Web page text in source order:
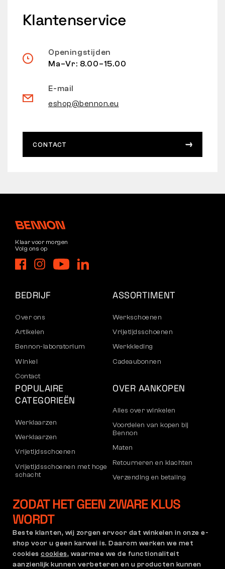
Klantenservice
Openingstijden
Ma–Vr: 8.00–15.00
E-mail
eshop@bennon.eu
CONTACT
Klaar voor morgen
Volg ons op
BEDRIJF
Over ons
Artikelen
Bennon-laboratorium
Winkel
Contact
ASSORTIMENT
Werkschoenen
Vrijetijdsschoenen
Werkkleding
Cadeaubonnen
POPULAIRE
CATEGORIEËN
Werklaarzen
Werklaarzen
Vrijetijdsschoenen
Vrijetijdsschoenen met hoge
schacht
Sweatshirts
OVER AANKOPEN
Alles over winkelen
Voordelen van kopen bij
Bennon
Maten
Retourneren en klachten
Verzending en betaling
Registratie voor B2B
Algemene Voorwaarden
Klachtenregeling en
ZODAT HET GEEN ZWARE KLUS
WORDT
Beste klanten, wij zorgen ervoor dat winkelen in onze e-
shop voor u geen karwei is. Daarom werken we met
cookies cookies, waarmee we de functionaliteit
aanzienlijk kunnen verbeteren en u producten kunnen